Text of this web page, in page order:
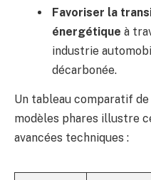
Favoriser la
énergétique à
industrie
décarbonée.
Un tableau comparatif de
modèles phares illustre
avancées techniques :